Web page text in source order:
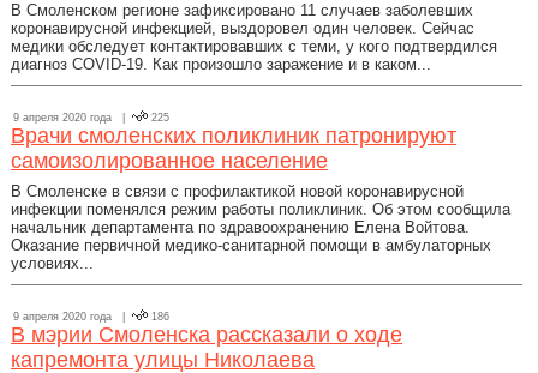
В Смоленском регионе зафиксировано 11 случаев заболевших
коронавирусной инфекцией, выздоровел один человек. Сейчас
медики обследует контактировавших с теми, у кого подтвердился
диагноз COVID-19. Как произошло заражение и в каком...
9 апреля 2020 года | 225
Врачи смоленских поликлиник патронируют
самоизолированное население
В Смоленске в связи с профилактикой новой коронавирусной
инфекции поменялся режим работы поликлиник. Об этом сообщила
начальник департамента по здравоохранению Елена Войтова.
Оказание первичной медико-санитарной помощи в амбулаторных
условиях...
9 апреля 2020 года | 186
В мэрии Смоленска рассказали о ходе
капремонта улицы Николаева